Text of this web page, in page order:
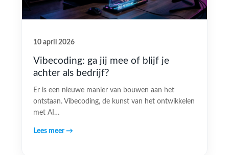
10 april 2026
Vibecoding: ga jij mee of blijf je
achter als bedrijf?
Er is een nieuwe manier van bouwen aan het
ontstaan. Vibecoding, de kunst van het ontwikkelen
met AI…
Lees meer →